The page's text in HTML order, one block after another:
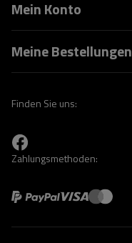
Mein Konto
Meine Bestellungen
Finden Sie uns:
Zahlungsmethoden: